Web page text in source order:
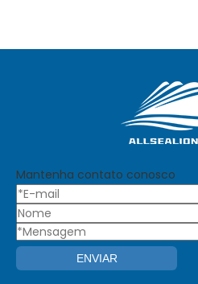
Mantenha contato conosco
ENVIAR